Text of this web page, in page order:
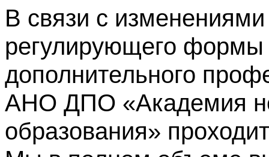
В связи с изменениями
регулирующего формы
дополнительного
АНО ДПО «Академия
образования»